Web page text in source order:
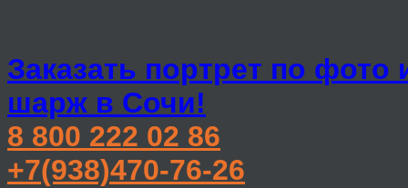
Заказать портрет по фото
шарж в Сочи!
8 800 222 02 86
+7(938)470-76-26